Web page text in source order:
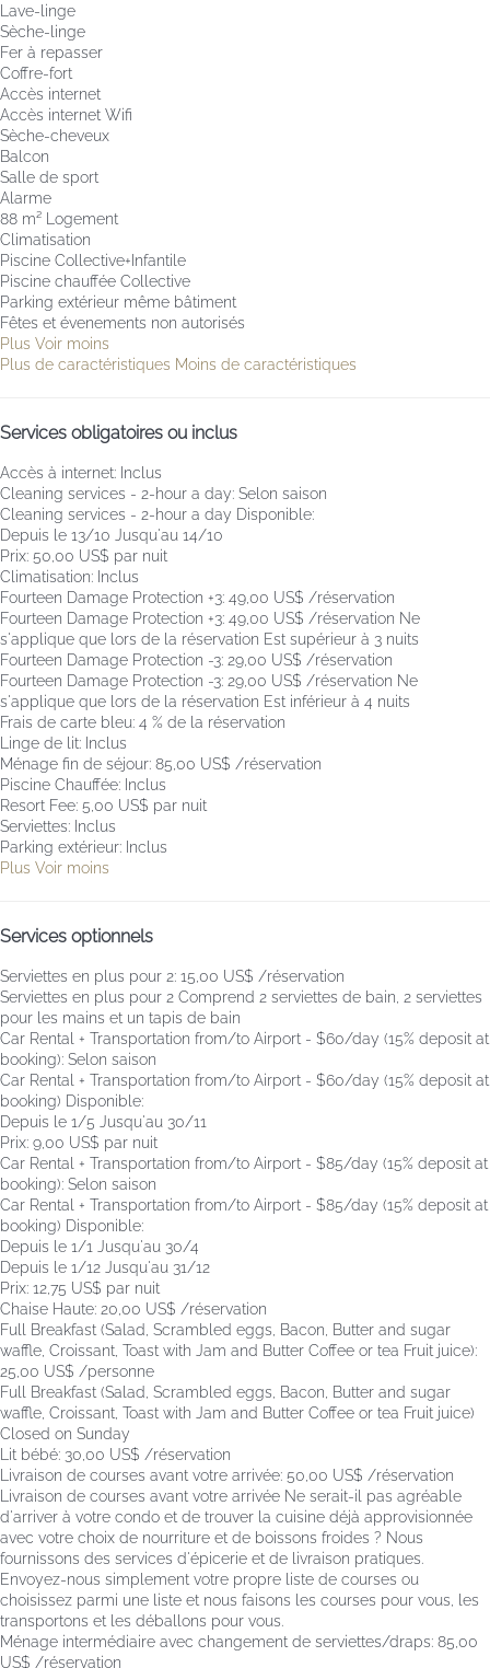
Lave-linge
Sèche-linge
Fer à repasser
Coffre-fort
Accès internet
Accès internet Wifi
Sèche-cheveux
Balcon
Salle de sport
Alarme
88 m² Logement
Climatisation
Piscine Collective+Infantile
Piscine chauffée Collective
Parking extérieur même bâtiment
Fêtes et évenements non autorisés
Plus Voir moins
Plus de caractéristiques Moins de caractéristiques
Services obligatoires ou inclus
Accès à internet: Inclus
Cleaning services - 2-hour a day: Selon saison
Cleaning services - 2-hour a day Disponible:
Depuis le 13/10 Jusqu'au 14/10
Prix: 50,00 US$ par nuit
Climatisation: Inclus
Fourteen Damage Protection +3: 49,00 US$ /réservation
Fourteen Damage Protection +3: 49,00 US$ /réservation Ne
s'applique que lors de la réservation Est supérieur à 3 nuits
Fourteen Damage Protection -3: 29,00 US$ /réservation
Fourteen Damage Protection -3: 29,00 US$ /réservation Ne
s'applique que lors de la réservation Est inférieur à 4 nuits
Frais de carte bleu: 4 % de la réservation
Linge de lit: Inclus
Ménage fin de séjour: 85,00 US$ /réservation
Piscine Chauffée: Inclus
Resort Fee: 5,00 US$ par nuit
Serviettes: Inclus
Parking extérieur: Inclus
Plus Voir moins
Services optionnels
Serviettes en plus pour 2: 15,00 US$ /réservation
Serviettes en plus pour 2 Comprend 2 serviettes de bain, 2 serviettes
pour les mains et un tapis de bain
Car Rental + Transportation from/to Airport - $60/day (15% deposit at
booking): Selon saison
Car Rental + Transportation from/to Airport - $60/day (15% deposit at
booking) Disponible:
Depuis le 1/5 Jusqu'au 30/11
Prix: 9,00 US$ par nuit
Car Rental + Transportation from/to Airport - $85/day (15% deposit at
booking): Selon saison
Car Rental + Transportation from/to Airport - $85/day (15% deposit at
booking) Disponible:
Depuis le 1/1 Jusqu'au 30/4
Depuis le 1/12 Jusqu'au 31/12
Prix: 12,75 US$ par nuit
Chaise Haute: 20,00 US$ /réservation
Full Breakfast (Salad, Scrambled eggs, Bacon, Butter and sugar
waffle, Croissant, Toast with Jam and Butter Coffee or tea Fruit juice):
25,00 US$ /personne
Full Breakfast (Salad, Scrambled eggs, Bacon, Butter and sugar
waffle, Croissant, Toast with Jam and Butter Coffee or tea Fruit juice)
Closed on Sunday
Lit bébé: 30,00 US$ /réservation
Livraison de courses avant votre arrivée: 50,00 US$ /réservation
Livraison de courses avant votre arrivée Ne serait-il pas agréable
d'arriver à votre condo et de trouver la cuisine déjà approvisionnée
avec votre choix de nourriture et de boissons froides ? Nous
fournissons des services d'épicerie et de livraison pratiques.
Envoyez-nous simplement votre propre liste de courses ou
choisissez parmi une liste et nous faisons les courses pour vous, les
transportons et les déballons pour vous.
Ménage intermédiaire avec changement de serviettes/draps: 85,00
US$ /réservation